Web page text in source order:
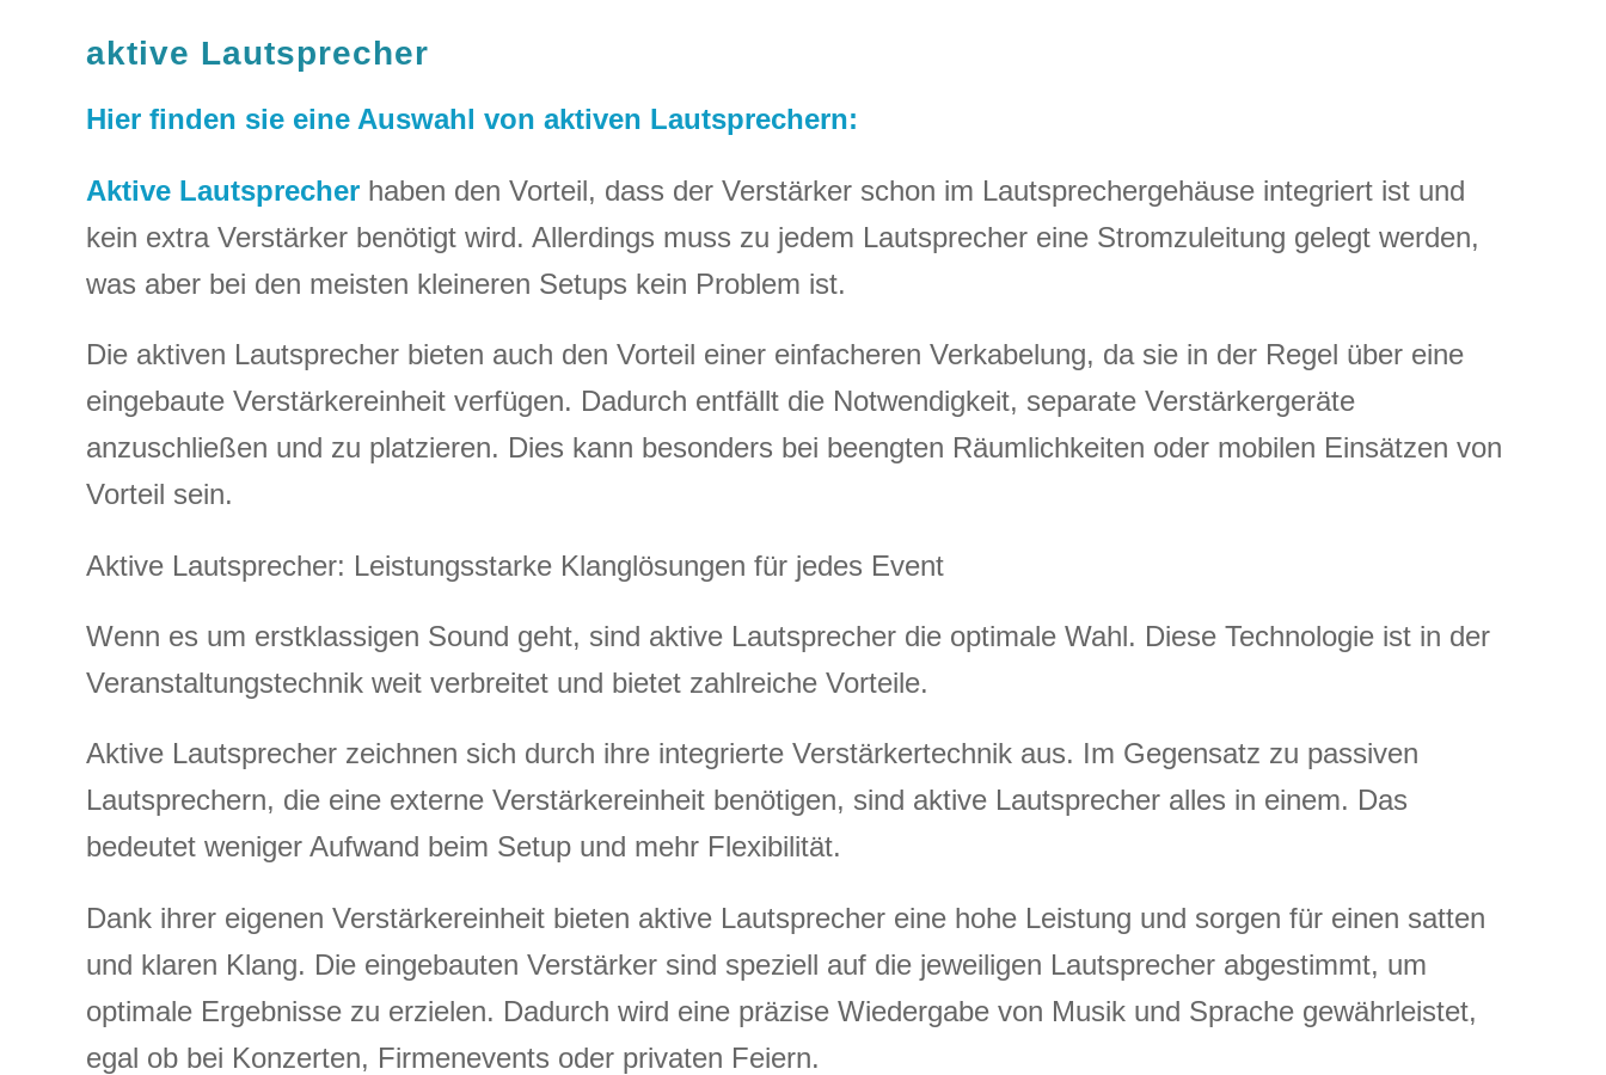
aktive Lautsprecher
Hier finden sie eine Auswahl von aktiven Lautsprechern:
Aktive Lautsprecher haben den Vorteil, dass der Verstärker schon im Lautsprechergehäuse integriert ist und
kein extra Verstärker benötigt wird. Allerdings muss zu jedem Lautsprecher eine Stromzuleitung gelegt werden,
was aber bei den meisten kleineren Setups kein Problem ist.
Die aktiven Lautsprecher bieten auch den Vorteil einer einfacheren Verkabelung, da sie in der Regel über eine
eingebaute Verstärkereinheit verfügen. Dadurch entfällt die Notwendigkeit, separate Verstärkergeräte
anzuschließen und zu platzieren. Dies kann besonders bei beengten Räumlichkeiten oder mobilen Einsätzen von
Vorteil sein.
Aktive Lautsprecher: Leistungsstarke Klanglösungen für jedes Event
Wenn es um erstklassigen Sound geht, sind aktive Lautsprecher die optimale Wahl. Diese Technologie ist in der
Veranstaltungstechnik weit verbreitet und bietet zahlreiche Vorteile.
Aktive Lautsprecher zeichnen sich durch ihre integrierte Verstärkertechnik aus. Im Gegensatz zu passiven
Lautsprechern, die eine externe Verstärkereinheit benötigen, sind aktive Lautsprecher alles in einem. Das
bedeutet weniger Aufwand beim Setup und mehr Flexibilität.
Dank ihrer eigenen Verstärkereinheit bieten aktive Lautsprecher eine hohe Leistung und sorgen für einen satten
und klaren Klang. Die eingebauten Verstärker sind speziell auf die jeweiligen Lautsprecher abgestimmt, um
optimale Ergebnisse zu erzielen. Dadurch wird eine präzise Wiedergabe von Musik und Sprache gewährleistet,
egal ob bei Konzerten, Firmenevents oder privaten Feiern.